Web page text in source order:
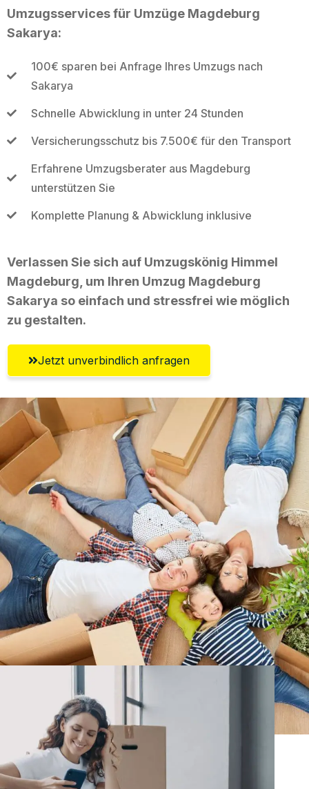
Umzugsservices für Umzüge Magdeburg
Sakarya:
100€ sparen bei Anfrage Ihres Umzugs nach
Sakarya
Schnelle Abwicklung in unter 24 Stunden
Versicherungsschutz bis 7.500€ für den Transport
Erfahrene Umzugsberater aus Magdeburg
unterstützen Sie
Komplette Planung & Abwicklung inklusive
Verlassen Sie sich auf Umzugskönig Himmel
Magdeburg, um Ihren Umzug Magdeburg
Sakarya so einfach und stressfrei wie möglich
zu gestalten.
Jetzt unverbindlich anfragen